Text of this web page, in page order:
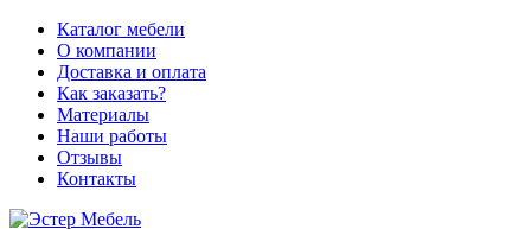
Каталог мебели
О компании
Доставка и оплата
Как заказать?
Материалы
Наши работы
Отзывы
Контакты